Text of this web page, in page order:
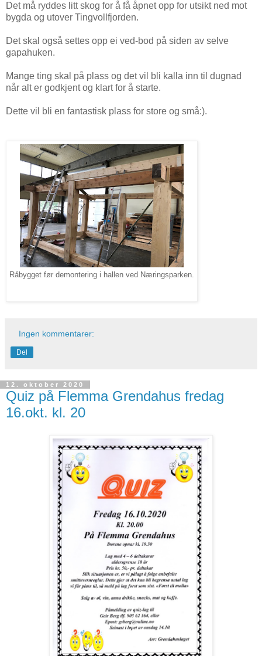
Det må ryddes litt skog for å få åpnet opp for utsikt ned mot
bygda og utover Tingvollfjorden.
Det skal også settes opp ei ved-bod på siden av selve
gapahuken.
Mange ting skal på plass og det vil bli kalla inn til dugnad
når alt er godkjent og klart for å starte.
Dette vil bli en fantastisk plass for store og små:).
Råbygget før demontering i hallen ved Næringsparken.
Ingen kommentarer:
Del
12. oktober 2020
Quiz på Flemma Grendahus fredag
16.okt. kl. 20